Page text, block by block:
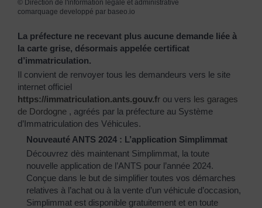
© Direction de l'information légale et administrative
comarquage developpé par baseo.io
La préfecture ne recevant plus aucune demande liée à
la carte grise, désormais appelée certificat
d’immatriculation.
Il convient de renvoyer tous les demandeurs vers le site
internet officiel
https://immatriculation.ants.gouv.fr ou vers les garages
de Dordogne , agréés par la préfecture au Système
d’Immatriculation des Véhicules.
Nouveauté ANTS 2024 : L’application Simplimmat
Découvrez dès maintenant Simplimmat, la toute
nouvelle application de l’ANTS pour l’année 2024.
Conçue dans le but de simplifier toutes vos démarches
relatives à l’achat ou à la vente d’un véhicule d’occasion,
Simplimmat est disponible gratuitement et en toute